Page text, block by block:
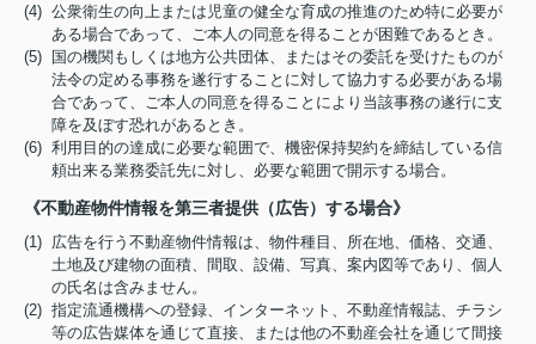
(4) 公衆衛生の向上または児童の健全な育成の推進のため特に必要が
ある場合であって、ご本人の同意を得ることが困難であるとき。
(5) 国の機関もしくは地方公共団体、またはその委託を受けたものが
法令の定める事務を遂行することに対して協力する必要がある場
合であって、ご本人の同意を得ることにより当該事務の遂行に支
障を及ぼす恐れがあるとき。
(6) 利用目的の達成に必要な範囲で、機密保持契約を締結している信
頼出来る業務委託先に対し、必要な範囲で開示する場合。
《不動産物件情報を第三者提供（広告）する場合》
(1) 広告を行う不動産物件情報は、物件種目、所在地、価格、交通、
土地及び建物の面積、間取、設備、写真、案内図等であり、個人
の氏名は含みません。
(2) 指定流通機構への登録、インターネット、不動産情報誌、チラシ
等の広告媒体を通じて直接、または他の不動産会社を通じて間接